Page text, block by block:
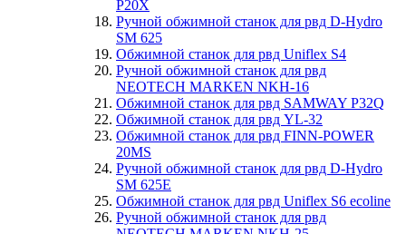
P20X
Ручной обжимной станок для рвд D-Hydro
SM 625
Обжимной станок для рвд Uniflex S4
Ручной обжимной станок для рвд
NEOTECH MARKEN NKH-16
Обжимной станок для рвд SAMWAY P32Q
Обжимной станок для рвд YL-32
Обжимной станок для рвд FINN-POWER
20MS
Ручной обжимной станок для рвд D-Hydro
SM 625E
Обжимной станок для рвд Uniflex S6 ecoline
Ручной обжимной станок для рвд